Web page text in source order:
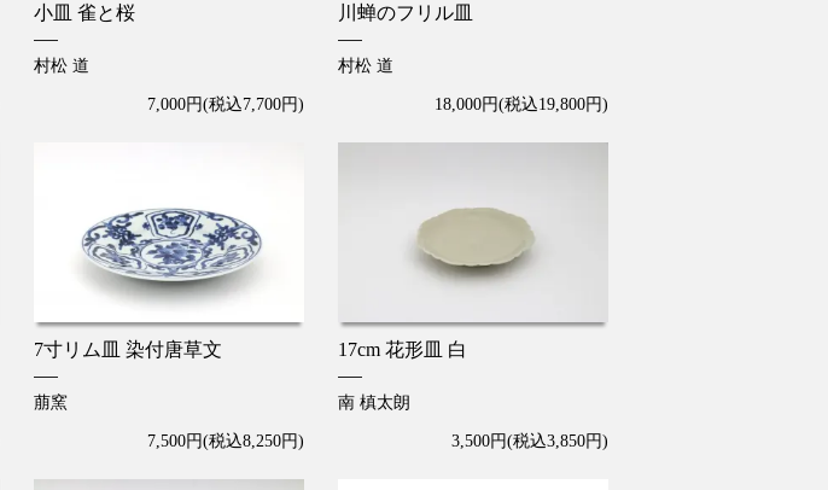
小皿 雀と桜
村松 道
7,000円(税込7,700円)
川蝉のフリル皿
村松 道
18,000円(税込19,800円)
7寸リム皿 染付唐草文
萠窯
7,500円(税込8,250円)
17cm 花形皿 白
南 槙太朗
3,500円(税込3,850円)